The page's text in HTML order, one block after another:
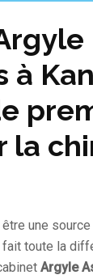
à
la
une
toute la
Argyle